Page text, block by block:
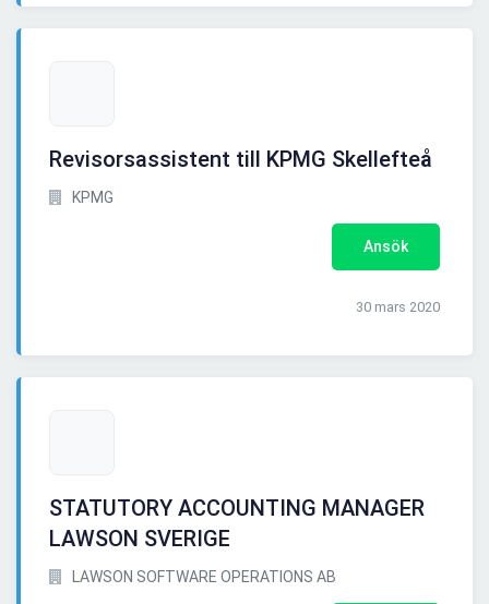
Revisorsassistent till KPMG Skellefteå
KPMG
Ansök
30 mars 2020
STATUTORY ACCOUNTING MANAGER
LAWSON SVERIGE
LAWSON SOFTWARE OPERATIONS AB